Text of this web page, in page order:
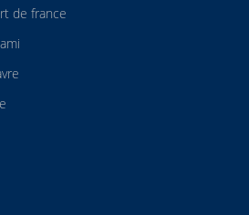
de france